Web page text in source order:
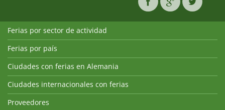
Ferias por sector de actividad
Ferias por país
Ciudades con ferias en Alemania
Ciudades internacionales con ferias
Proveedores